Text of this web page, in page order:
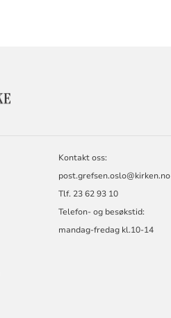
KONTAKTINFORMASJON
Kontakt oss:
post.grefsen.oslo@kirken.no
Tlf. 23 62 93 10
Telefon- og besøkstid:
mandag-fredag kl.10-14